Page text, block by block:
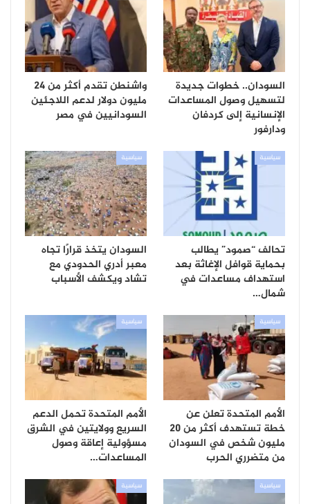
السودان.. خطوات جديدة
لتسهيل وصول المساعدات
الإنسانية إلى كردفان
ودارفور
واشنطن تقدم أكثر من 24
مليون دولار لدعم اللاجئين
السودانيين في مصر
سياسية
تحالف “صمود” يطالب
بحماية قوافل الإغاثة بعد
استهداف مساعدات في
شمال…
سياسية
السودان يتخذ قرارًا تجاه
معبر أدري الحدودي مع
تشاد ويكشف الأسباب
سياسية
الأمم المتحدة تعلن عن
خطة تستهدف أكثر من 20
مليون شخص في السودان
من متضرري الحرب
سياسية
الأمم المتحدة تحمل الدعم
السريع وولايتين في الشرق
مسؤولية إعاقة وصول
المساعدات…
سياسية سياسية